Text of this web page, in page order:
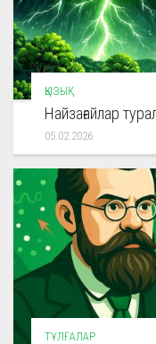
ҚЫЗЫҚ
Найзағайлар
05.02.2026
ТҰЛҒАЛАР